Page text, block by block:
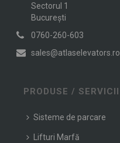
Sectorul 1
Bucureşti
0760-260-603
sales@atlaselevators.ro
PRODUSE / SERVICII
Sisteme de parcare
Lifturi Marfă